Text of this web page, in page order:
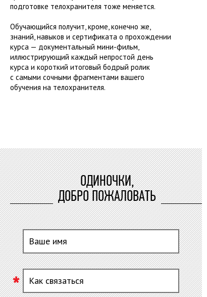
подготовке телохранителя тоже меняется.
Обучающийся получит, кроме, конечно же,
знаний, навыков и сертификата о прохождении
курса — документальный мини-фильм,
иллюстрирующий каждый непростой день
курса и короткий итоговый бодрый ролик
с самыми сочными фрагментами вашего
обучения на телохранителя.
ОДИНОЧКИ,
ДОБРО ПОЖАЛОВАТЬ
Ваше имя
Как связаться